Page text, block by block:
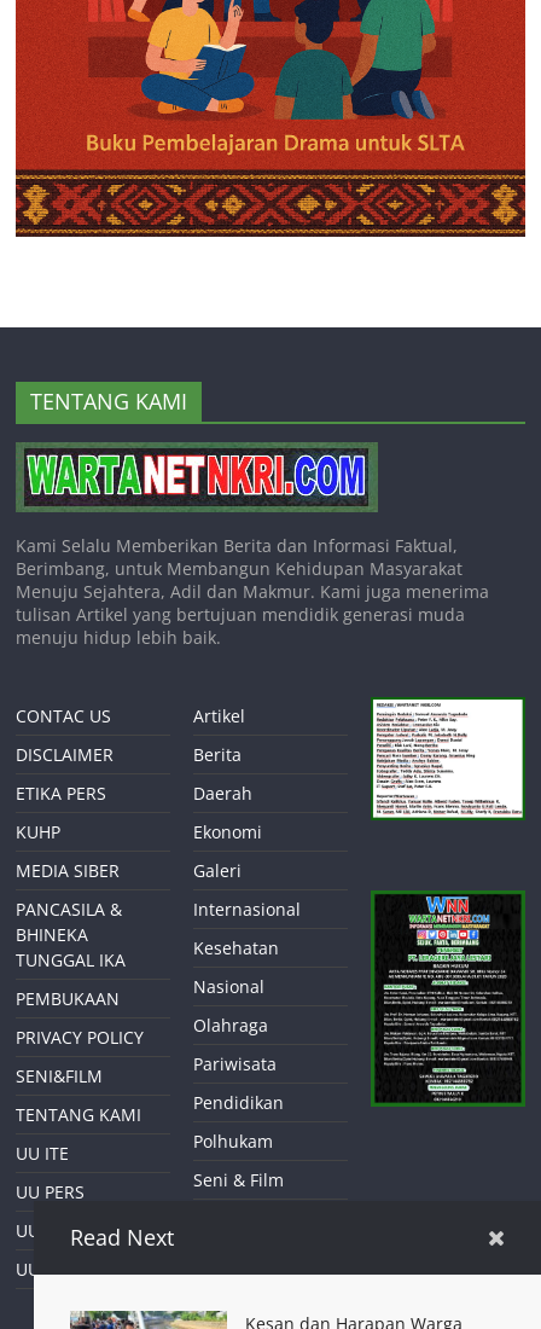
TENTANG KAMI
Kami Selalu Memberikan Berita dan Informasi Faktual,
Berimbang, untuk Membangun Kehidupan Masyarakat
Menuju Sejahtera, Adil dan Makmur. Kami juga menerima
tulisan Artikel yang bertujuan mendidik generasi muda
menuju hidup lebih baik.
CONTAC US
DISCLAIMER
ETIKA PERS
KUHP
MEDIA SIBER
PANCASILA &
BHINEKA
TUNGGAL IKA
PEMBUKAAN
PRIVACY POLICY
SENI&FILM
TENTANG KAMI
UU ITE
UU PERS
UU TIPIKOR
UU&PERS
Artikel
Berita
Daerah
Ekonomi
Galeri
Internasional
Kesehatan
Nasional
Olahraga
Pariwisata
Pendidikan
Polhukam
Seni & Film
Read Next
Kesan dan Harapan Warga